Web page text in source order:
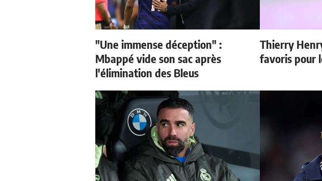
"Une immense déception" :
Mbappé vide son sac après
l'élimination des Bleus
Thierry
favoris pour